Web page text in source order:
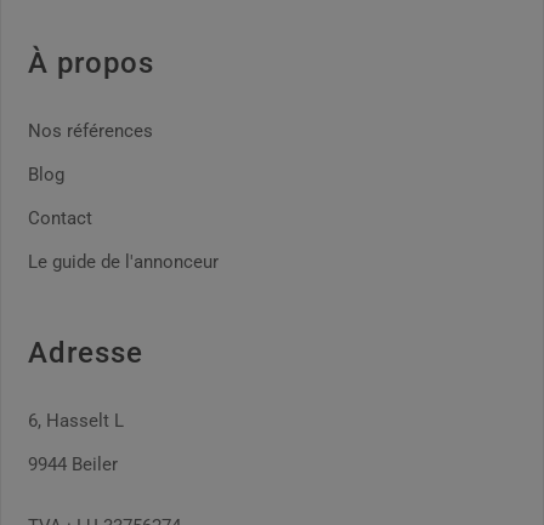
À propos
Nos références
Blog
Contact
Le guide de l'annonceur
Adresse
6, Hasselt L
9944 Beiler